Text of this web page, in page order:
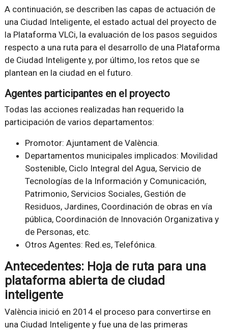
A continuación, se describen las capas de actuación de
una Ciudad Inteligente, el estado actual del proyecto de
la Plataforma VLCi, la evaluación de los pasos seguidos
respecto a una ruta para el desarrollo de una Plataforma
de Ciudad Inteligente y, por último, los retos que se
plantean en la ciudad en el futuro.
Agentes participantes en el proyecto
Todas las acciones realizadas han requerido la
participación de varios departamentos:
Promotor: Ajuntament de València.
Departamentos municipales implicados: Movilidad
Sostenible, Ciclo Integral del Agua, Servicio de
Tecnologías de la Información y Comunicación,
Patrimonio, Servicios Sociales, Gestión de
Residuos, Jardines, Coordinación de obras en vía
pública, Coordinación de Innovación Organizativa y
de Personas, etc.
Otros Agentes: Red.es, Telefónica.
Antecedentes: Hoja de ruta para una
plataforma abierta de ciudad
inteligente
València inició en 2014 el proceso para convertirse en
una Ciudad Inteligente y fue una de las primeras